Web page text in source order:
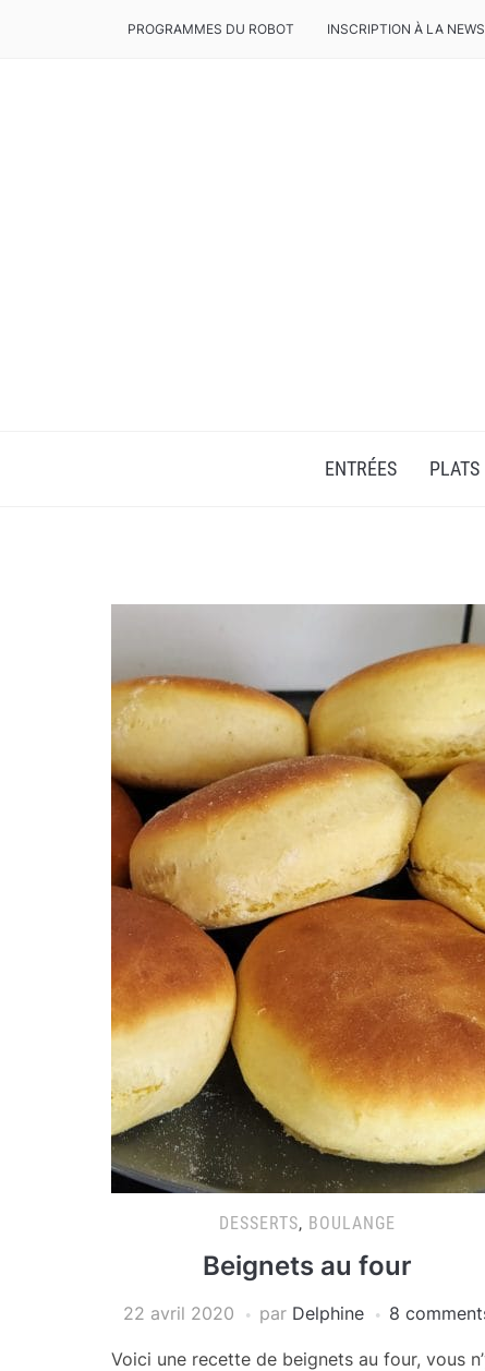
PROGRAMMES DU ROBOT INSCRIPTION À LA
ENTRÉES PLATS
DESSERTS, BOULANGE
Beignets au four
22 avril 2020 par Delphine 8
Voici une recette de beignets au four, vous